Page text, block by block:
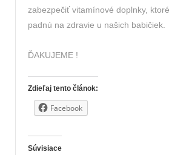
zabezpečiť vitamínové doplnky, ktoré
padnú na zdravie u našich babičiek.
ĎAKUJEME !
Zdieľaj tento článok:
Facebook
Súvisiace